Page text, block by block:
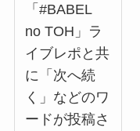
「#BABEL
no TOH」ラ
イブレポと共
に「次へ続
く」などのワ
ードが投稿さ